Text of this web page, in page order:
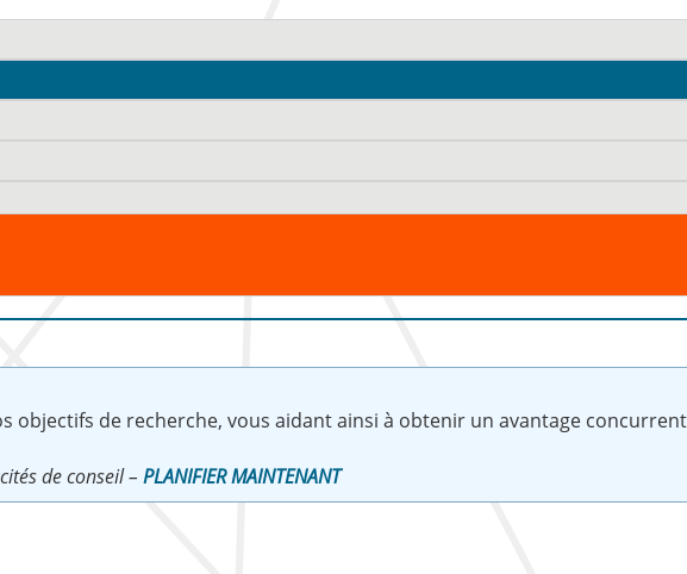
objectifs de recherche, vous aidant ainsi à obtenir un avantage
de conseil – PLANIFIER MAINTENANT